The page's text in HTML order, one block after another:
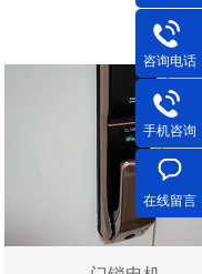
咨询电话
手机咨询
在线留言